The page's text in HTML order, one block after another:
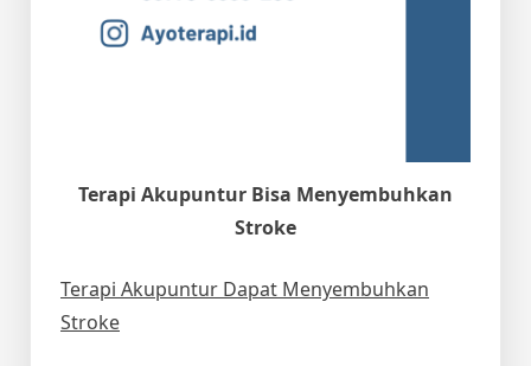
Terapi Akupuntur Bisa Menyembuhkan
Stroke
Terapi Akupuntur Dapat Menyembuhkan
Stroke